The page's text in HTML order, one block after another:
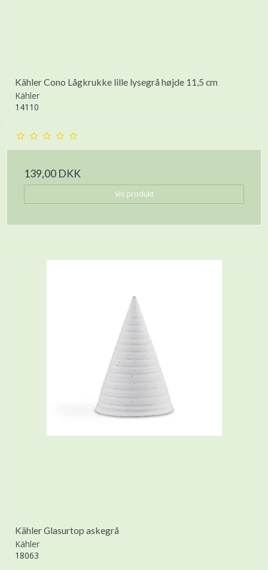
Kähler Cono Lågkrukke lille lysegrå højde 11,5 cm
Kähler
14110
139,00 DKK
Vis produkt
Kähler Glasurtop askegrå
Kähler
18063